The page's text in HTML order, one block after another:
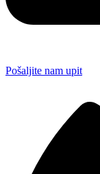
Pošaljite nam upit